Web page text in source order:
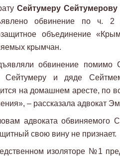
Сейтумеру Сейтумерову
обвинение по ч.
объединение
крымчан.
обвинение помимо
Сейтумеру и дяде
на домашнем аресте, по
– рассказала адвокат
адвоката обвиняемого
свою вину не признает.
изоляторе №1